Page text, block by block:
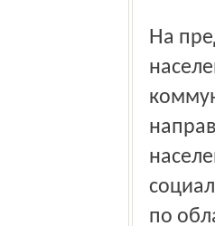
На предоставление мер социальной поддержки
по